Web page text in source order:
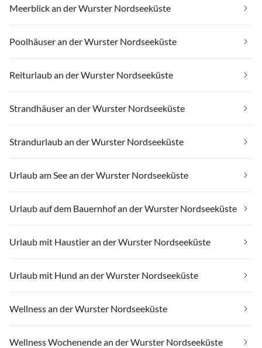
Meerblick an der Wurster Nordseeküste
Poolhäuser an der Wurster Nordseeküste
Reiturlaub an der Wurster Nordseeküste
Strandhäuser an der Wurster Nordseeküste
Strandurlaub an der Wurster Nordseeküste
Urlaub am See an der Wurster Nordseeküste
Urlaub auf dem Bauernhof an der Wurster Nordseeküste
Urlaub mit Haustier an der Wurster Nordseeküste
Urlaub mit Hund an der Wurster Nordseeküste
Wellness an der Wurster Nordseeküste
Wellness Wochenende an der Wurster Nordseeküste